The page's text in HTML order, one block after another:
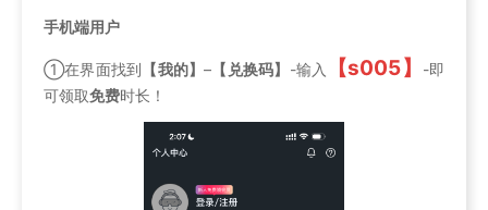
手机端用户
①在界面找到 【我的】– 【兑换码】 -输入 【s005】
-即
可领取免费时长！